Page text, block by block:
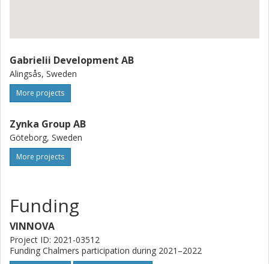
Gabrielii Development AB
Alingsås, Sweden
More projects
Zynka Group AB
Göteborg, Sweden
More projects
Funding
VINNOVA
Project ID: 2021-03512
Funding Chalmers participation during 2021–2022